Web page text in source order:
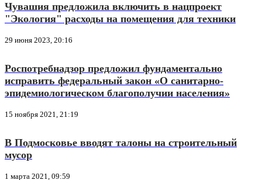
Чувашия предложила включить в нацпроект
"Экология" расходы на помещения для техники
29 июня 2023, 20:16
Роспотребнадзор предложил фундаментально
исправить федеральный закон «О санитарно-
эпидемиологическом благополучии населения»
15 ноября 2021, 21:19
В Подмосковье вводят талоны на строительный
мусор
1 марта 2021, 09:59